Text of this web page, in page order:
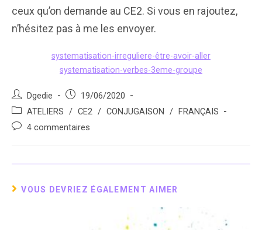
ceux qu’on demande au CE2. Si vous en rajoutez,
n’hésitez pas à me les envoyer.
systematisation-irreguliere-être-avoir-aller
systematisation-verbes-3eme-groupe
Auteur/autrice
de
publication :
Dgedie
Post
published:
19/06/2020
Post
category:
ATELIERS / CE2 / CONJUGAISON / FRANÇAIS
Post4 commentaires
VOUS DEVRIEZ ÉGALEMENT AIMER